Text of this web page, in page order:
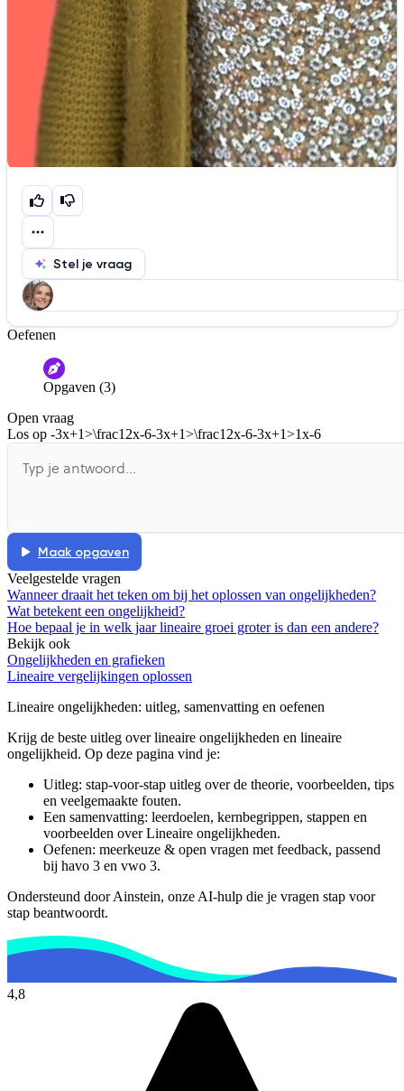
Stel je vraag
Help ons de video te verbeteren
De audio is slecht
Informatie is onjuist
De docent is te langdradig
Oefenen
Opgaven (3)
Open vraag
Los op -3x+1>\frac12x-6-3x+1>\frac12x-6-3x+1>1x-6
Maak opgaven
Veelgestelde vragen
Wanneer draait het teken om bij het oplossen van ongelijkheden?
Wat betekent een ongelijkheid?
Hoe bepaal je in welk jaar lineaire groei groter is dan een andere?
Bekijk ook
Ongelijkheden en grafieken
Lineaire vergelijkingen oplossen
Lineaire ongelijkheden: uitleg, samenvatting en oefenen
Krijg de beste uitleg over lineaire ongelijkheden en lineaire
ongelijkheid. Op deze pagina vind je:
Uitleg: stap-voor-stap uitleg over de theorie, voorbeelden, tips
en veelgemaakte fouten.
Een samenvatting: leerdoelen, kernbegrippen, stappen en
voorbeelden overLineaire ongelijkheden.
Oefenen: meerkeuze & open vragen met feedback, passend
bij havo 3 en vwo 3.
Ondersteund door Ainstein, onze AI-hulp die je vragen stap voor
stap beantwoordt.
4,8